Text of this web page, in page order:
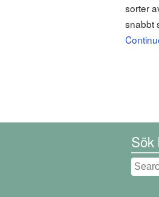
sorter
snabbt
Sök